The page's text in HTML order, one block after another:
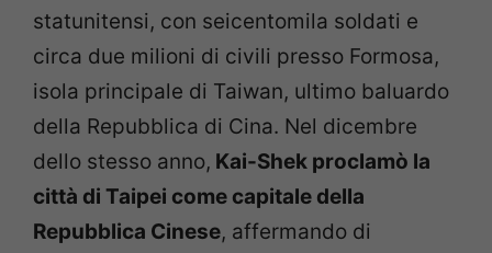
statunitensi, con seicentomila soldati e
circa due milioni di civili presso Formosa,
isola principale di Taiwan, ultimo baluardo
della Repubblica di Cina. Nel dicembre
dello stesso anno, Kai-Shek proclamò la
città di Taipei come capitale della
Repubblica Cinese, affermando di